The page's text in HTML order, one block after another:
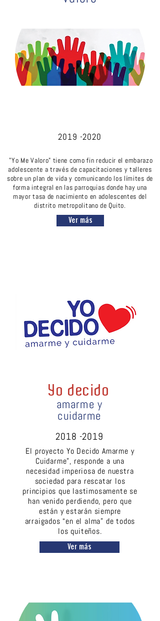
2019 -2020
"Yo Me Valoro" tiene como fin reducir el embarazo
adolescente a través de capacitaciones y talleres
sobre un plan de vida y comunicando los límites de
forma integral en las parroquias donde hay una
mayor tasa de nacimiento en adolescentes del
distrito metropolitano de Quito.
Ver más
Yo decido
amarme y
cuidarme
2018 -2019
El proyecto Yo Decido Amarme y
Cuidarme”, responde a una
necesidad imperiosa de nuestra
sociedad para rescatar los
principios que lastimosamente se
han venido perdiendo, pero que
están y estarán siempre
arraigados “en el alma” de todos
los quiteños.
Ver más